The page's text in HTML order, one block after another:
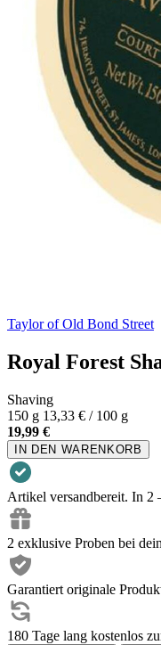
Taylor of Old Bond Street
Royal Forest
Shaving
150 g 13,33 € / 100 g
19,99 €
IN DEN WARENKORB
Artikel versandbereit. In 2
2 exklusive Proben bei
Garantiert originale
180 Tage lang kostenlos